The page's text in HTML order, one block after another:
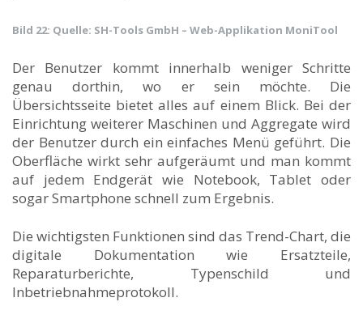
Bild 22: Quelle: SH-Tools GmbH – Web-Applikation MoniTool
Der Benutzer kommt innerhalb weniger Schritte
genau dorthin, wo er sein möchte. Die
Übersichtsseite bietet alles auf einem Blick. Bei der
Einrichtung weiterer Maschinen und Aggregate wird
der Benutzer durch ein einfaches Menü geführt. Die
Oberfläche wirkt sehr aufgeräumt und man kommt
auf jedem Endgerät wie Notebook, Tablet oder
sogar Smartphone schnell zum Ergebnis.
Die wichtigsten Funktionen sind das Trend-Chart, die
digitale Dokumentation wie Ersatzteile,
Reparaturberichte, Typenschild und
Inbetriebnahmeprotokoll.